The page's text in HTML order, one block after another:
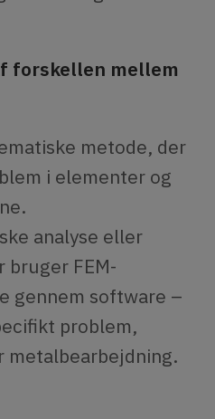
forskellen mellem
metode, der
i elementer og
analyse eller
bruger FEM-
gennem software –
problem,
metalbearbejdning.